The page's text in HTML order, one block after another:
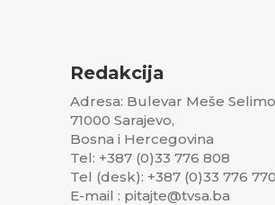
Redakcija
Adresa: Bulevar Meše
71000 Sarajevo,
Bosna i Hercegovina
Tel: +387 (0)33 776 808
Tel (desk): +387 (0)33 776 770
E-mail : pitajte@tvsa.ba